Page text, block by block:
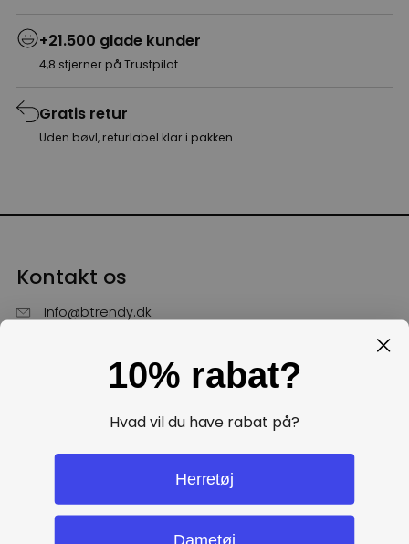
+21.500 glade kunder
4,8 stjerner på Trustpilot
Gratis retur
Uden bøvl, returlabel klar i pakken
Kontakt os
Info@btrendy.dk
Hverdage fra kl. 10 - 16
10% rabat?
Hvad vil du have rabat på?
Herretøj